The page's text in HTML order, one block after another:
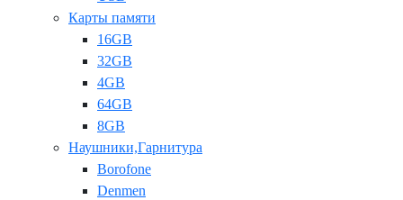
Карты памяти
16GB
32GB
4GB
64GB
8GB
Наушники,Гарнитура
Borofone
Denmen